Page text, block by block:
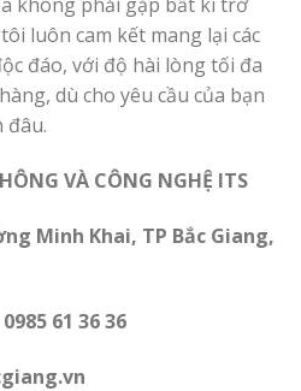
luôn cam kết mang lại các
đáo, với độ hài lòng tối đa
dù cho yêu cầu của bạn
đâu.
VÀ CÔNG NGHỆ ITS
Minh Khai, TP Bắc Giang,
61 36 36